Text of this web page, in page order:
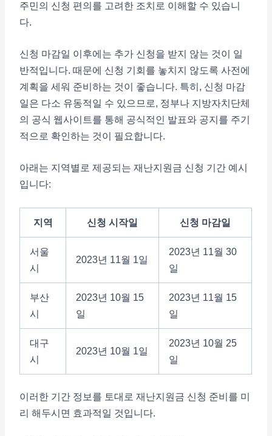
주민의 신청 편의를 고려한 조치로 이해할 수 있습니
다.
신청 마감일 이후에는 추가 신청을 받지 않는 것이 일
반적입니다. 때문에 신청 기회를 놓치지 않도록 사전에
계획을 세워 준비하는 것이 좋습니다. 특히, 신청 마감
일은 다소 유동적일 수 있으므로, 정부나 지방자치단체
의 공식 웹사이트를 통해 공식적인 발표와 공지를 주기
적으로 확인하는 것이 필요합니다.
아래는 지역별로 제공되는 재난지원금 신청 기간 예시
입니다:
지역 신청 시작일 신청 마감일
서울
시
2023년 11월 1일
2023년 11월 30
일
부산
시
2023년 10월 15
일
2023년 11월 15
일
대구
시
2023년 10월 1일
2023년 10월 25
일
이러한 기간 정보를 토대로 재난지원금 신청 준비를 미
리 해두시면 효과적일 것입니다.